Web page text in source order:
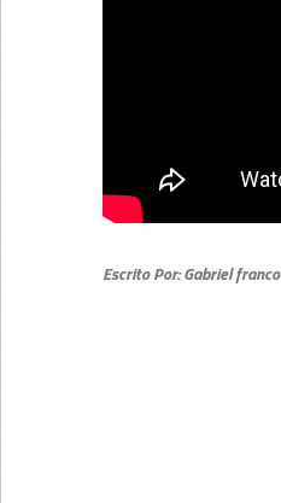
Escrito Por: Gabriel franco